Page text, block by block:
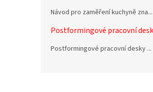
Návod pro zaměření kuchyně zna...
Postformingové pracovní
Postformingové pracovní desky ...